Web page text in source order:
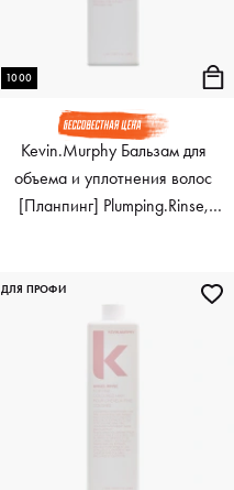
1000
Kevin.Murphy Бальзам для
объема и уплотнения волос
[Планпинг] Plumping.Rinse,
ДЛЯ ПРОФИ